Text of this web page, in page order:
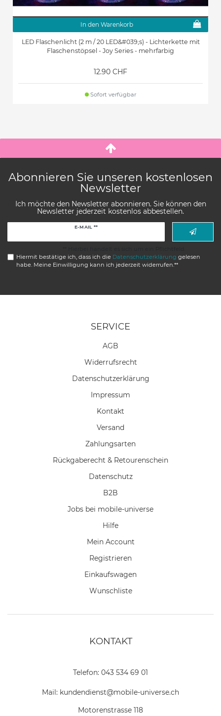
In den Warenkorb
LED Flaschenlicht (2 m / 20 LED&#039;s) - Lichterkette mit
Flaschenstöpsel - Joy Series - mehrfarbig
12.90 CHF
Sofort verfügbar
Abonnieren Sie unseren kostenlosen
Newsletter
Ich möchte den Newsletter abonnieren. Sie können den
Newsletter jederzeit kostenlos abbestellen.
E-MAIL **
Hiermit bestätige ich, dass ich die Daten­schutz­erklärung gelesen
habe. Meine Einwilligung kann ich jederzeit widerrufen.**
SERVICE
AGB
Widerrufs­recht
Daten­schutz­erklärung
Impressum
Kontakt
Versand
Zahlungsarten
Rückgaberecht & Retourenschein
Datenschutz
B2B
Jobs bei mobile-universe
Hilfe
Mein Account
Registrieren
Einkaufswagen
Wunschliste
KONTAKT
Telefon: 043 534 69 01
Mail: kundendienst@mobile-universe.ch
Motorenstrasse 118